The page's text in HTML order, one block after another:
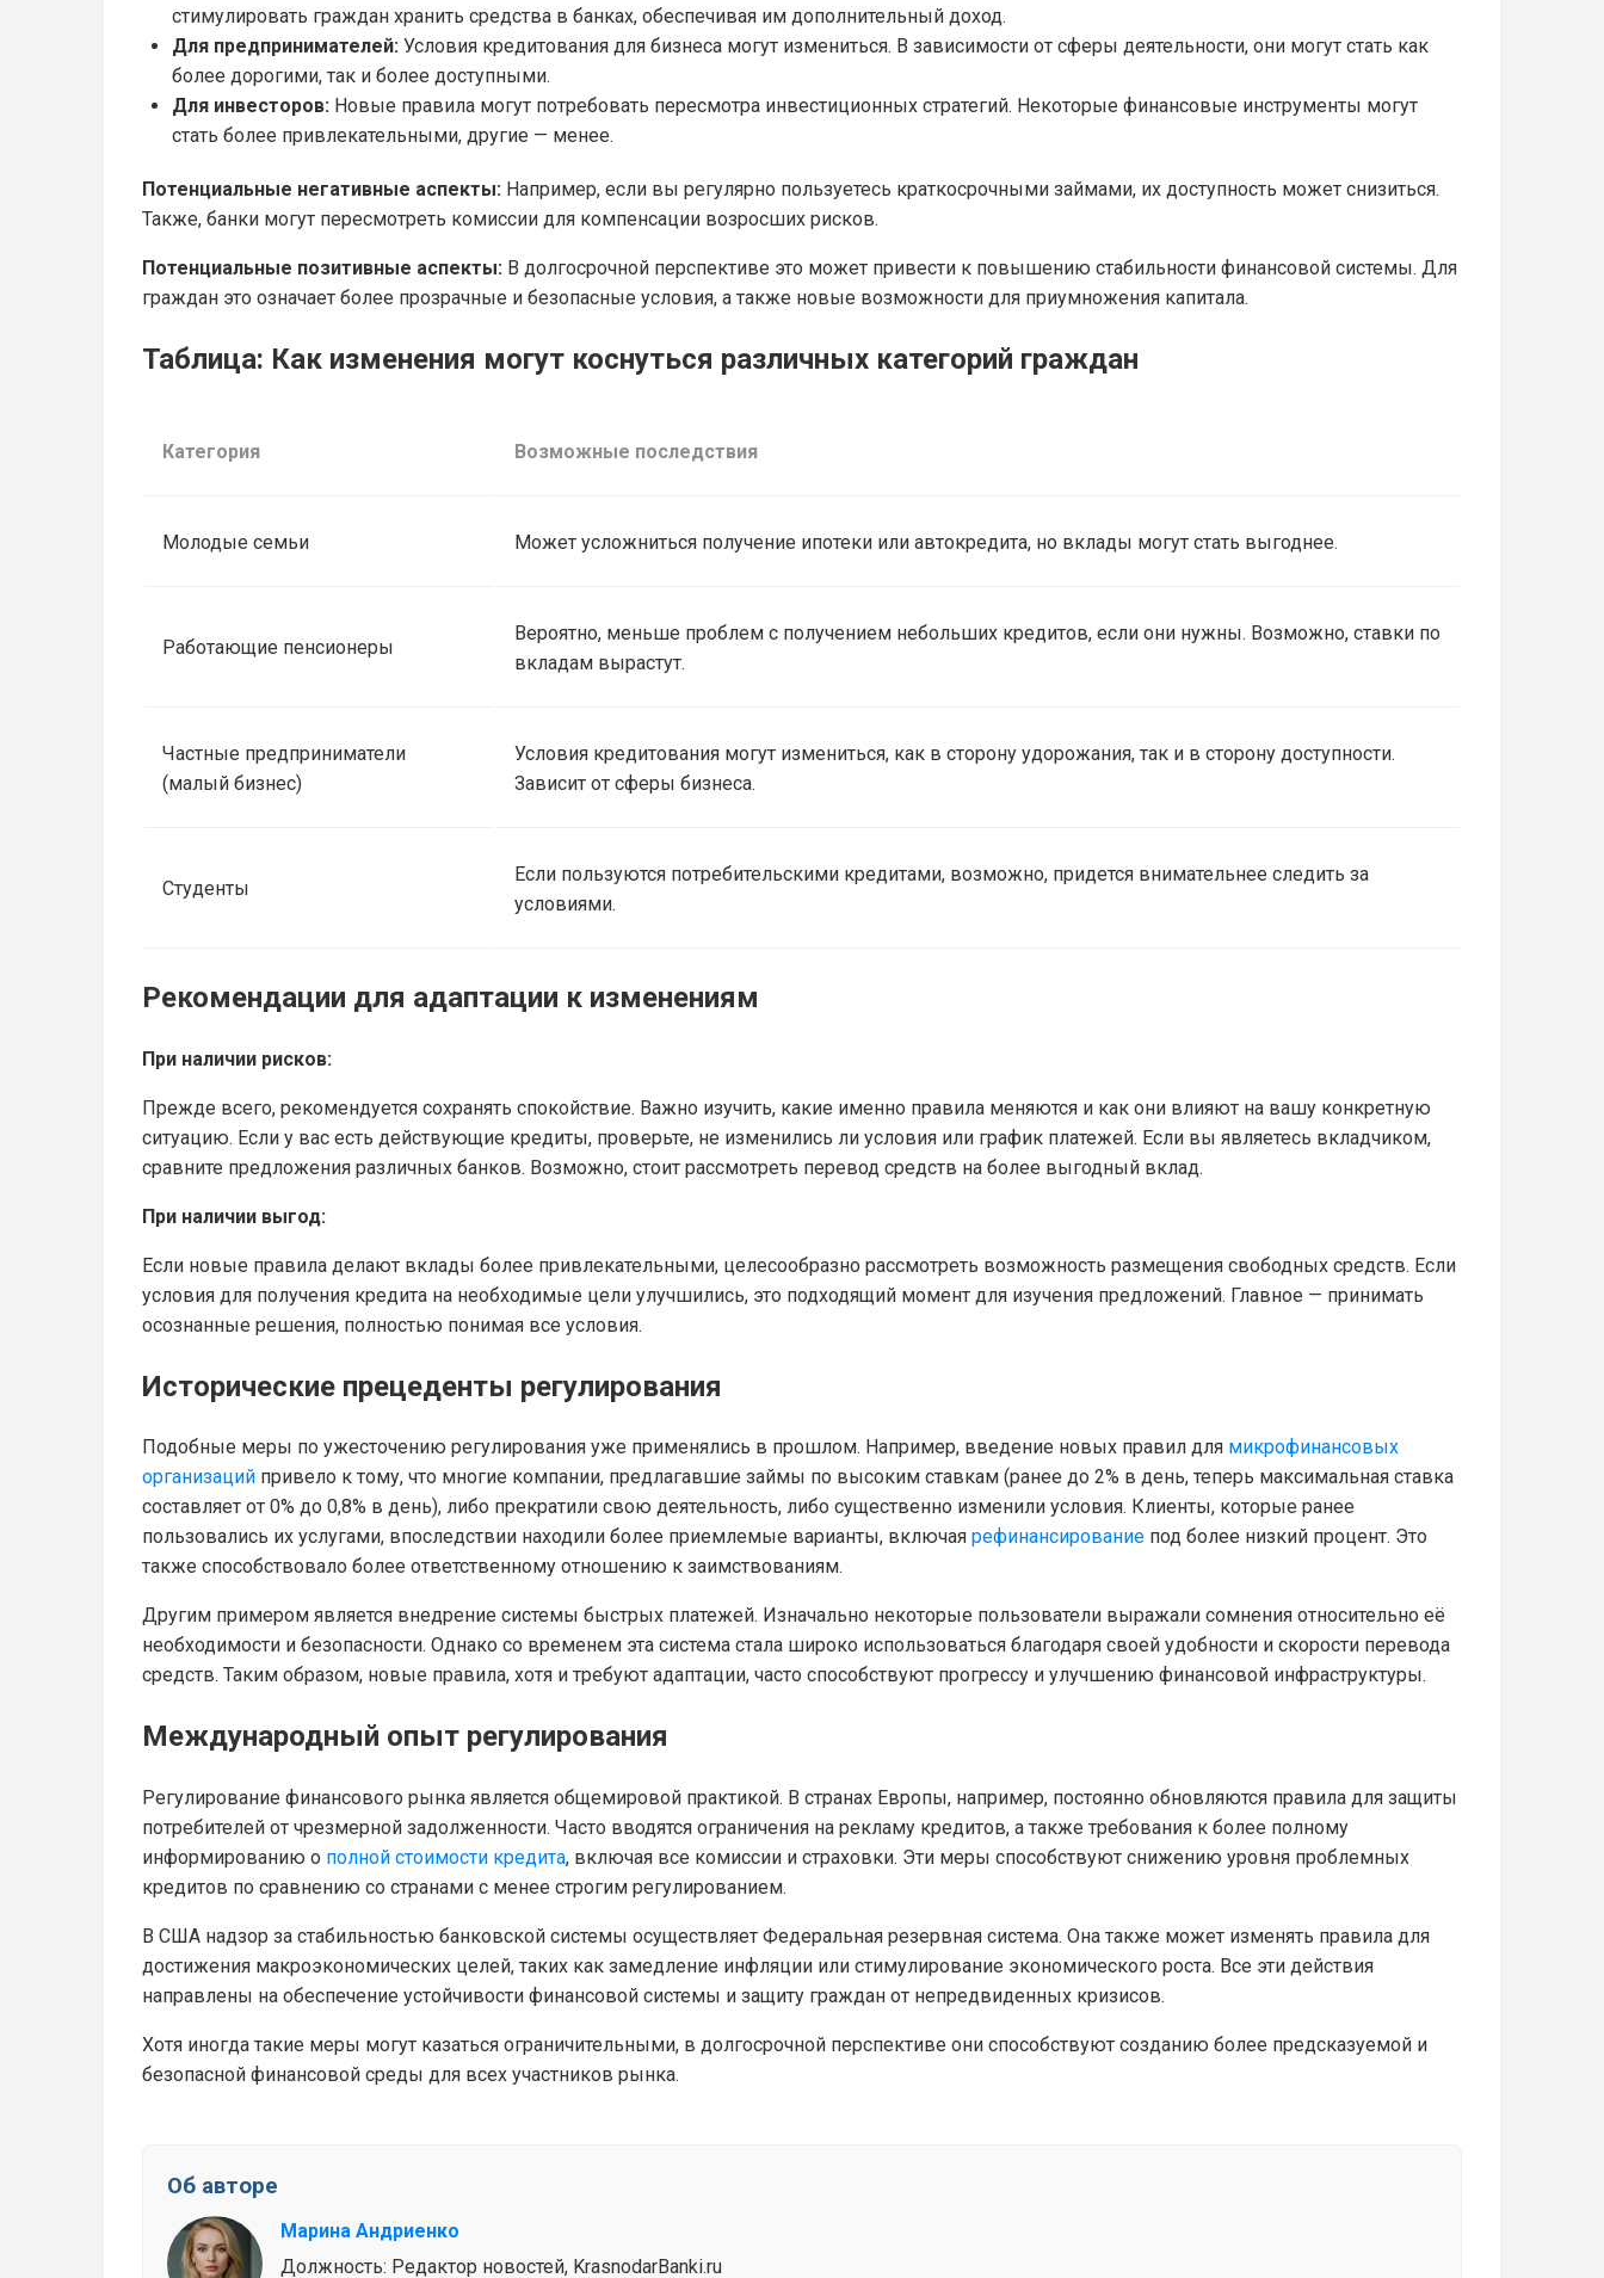
стимулировать граждан хранить средства в банках, обеспечивая им дополнительный доход.
Для предпринимателей: Условия кредитования для бизнеса могут измениться. В зависимости от сферы деятельности, они могут стать как
более дорогими, так и более доступными.
Для инвесторов: Новые правила могут потребовать пересмотра инвестиционных стратегий. Некоторые финансовые инструменты могут
стать более привлекательными, другие — менее.
Потенциальные негативные аспекты: Например, если вы регулярно пользуетесь краткосрочными займами, их доступность может снизиться.
Также, банки могут пересмотреть комиссии для компенсации возросших рисков.
Потенциальные позитивные аспекты: В долгосрочной перспективе это может привести к повышению стабильности финансовой системы. Для
граждан это означает более прозрачные и безопасные условия, а также новые возможности для приумножения капитала.
Таблица: Как изменения могут коснуться различных категорий граждан
Категория Возможные последствия
Молодые семьи Может усложниться получение ипотеки или автокредита, но вклады могут стать выгоднее.
Работающие пенсионеры
Вероятно, меньше проблем с получением небольших кредитов, если они нужны. Возможно, ставки по
вкладам вырастут.
Частные предприниматели
(малый бизнес)
Условия кредитования могут измениться, как в сторону удорожания, так и в сторону доступности.
Зависит от сферы бизнеса.
Студенты
Если пользуются потребительскими кредитами, возможно, придется внимательнее следить за
условиями.
Рекомендации для адаптации к изменениям
При наличии рисков:
Прежде всего, рекомендуется сохранять спокойствие. Важно изучить, какие именно правила меняются и как они влияют на вашу конкретную
ситуацию. Если у вас есть действующие кредиты, проверьте, не изменились ли условия или график платежей. Если вы являетесь вкладчиком,
сравните предложения различных банков. Возможно, стоит рассмотреть перевод средств на более выгодный вклад.
При наличии выгод:
Если новые правила делают вклады более привлекательными, целесообразно рассмотреть возможность размещения свободных средств. Если
условия для получения кредита на необходимые цели улучшились, это подходящий момент для изучения предложений. Главное — принимать
осознанные решения, полностью понимая все условия.
Исторические прецеденты регулирования
Подобные меры по ужесточению регулирования уже применялись в прошлом. Например, введение новых правил для микрофинансовых
организаций привело к тому, что многие компании, предлагавшие займы по высоким ставкам (ранее до 2% в день, теперь максимальная ставка
составляет от 0% до 0,8% в день), либо прекратили свою деятельность, либо существенно изменили условия. Клиенты, которые ранее
пользовались их услугами, впоследствии находили более приемлемые варианты, включая рефинансирование под более низкий процент. Это
также способствовало более ответственному отношению к заимствованиям.
Другим примером является внедрение системы быстрых платежей. Изначально некоторые пользователи выражали сомнения относительно её
необходимости и безопасности. Однако со временем эта система стала широко использоваться благодаря своей удобности и скорости перевода
средств. Таким образом, новые правила, хотя и требуют адаптации, часто способствуют прогрессу и улучшению финансовой инфраструктуры.
Международный опыт регулирования
Регулирование финансового рынка является общемировой практикой. В странах Европы, например, постоянно обновляются правила для защиты
потребителей от чрезмерной задолженности. Часто вводятся ограничения на рекламу кредитов, а также требования к более полному
информированию о полной стоимости кредита, включая все комиссии и страховки. Эти меры способствуют снижению уровня проблемных
кредитов по сравнению со странами с менее строгим регулированием.
В США надзор за стабильностью банковской системы осуществляет Федеральная резервная система. Она также может изменять правила для
достижения макроэкономических целей, таких как замедление инфляции или стимулирование экономического роста. Все эти действия
направлены на обеспечение устойчивости финансовой системы и защиту граждан от непредвиденных кризисов.
Хотя иногда такие меры могут казаться ограничительными, в долгосрочной перспективе они способствуют созданию более предсказуемой и
безопасной финансовой среды для всех участников рынка.
Об авторе
Марина Андриенко
Должность: Редактор новостей, KrasnodarBanki.ru